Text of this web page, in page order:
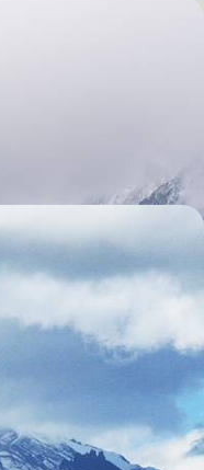
- L’Argentine
vie – de Buenos Aires à
Chilienne (5)